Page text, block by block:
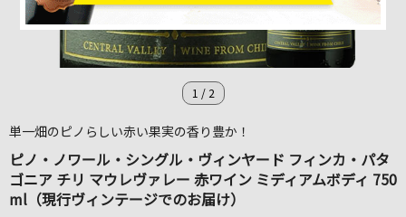
1 / 2
単一畑のピノらしい赤い果実の香り豊か！
ピノ・ノワール・シングル・ヴィンヤード フィンカ・パタ
ゴニア チリ マウレヴァレー 赤ワイン ミディアムボディ 750
ml（現行ヴィンテージでのお届け）